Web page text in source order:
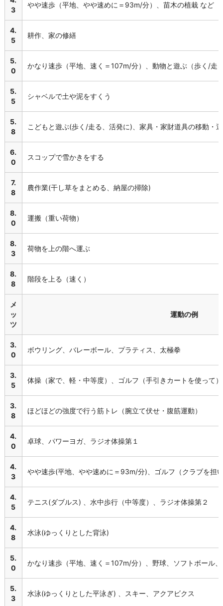
3
やや速歩（平地、やや速めに＝93m/分）、苗木の植栽 など
4.
5
耕作、家の修繕
5.
0
かなり速歩（平地、速く＝107m/分）、動物と遊ぶ（歩く/走
5.
5
シャベルで土や泥をすくう
5.
8
こどもと遊ぶ(歩く/走る、活発に)、家具・家財道具の移動・
6.
0
スコップで雪かきをする
7.
8
農作業(干し草をまとめる、納屋の掃除)
8.
0
運搬（重い荷物）
8.
3
荷物を上の階へ運ぶ
8.
8
階段を上る（速く）
メ
ッ
ツ
運動の例
3.
0
ボウリング、バレーボール、プラティス、太極拳
3.
5
体操（家で、軽・中等度）、ゴルフ（手引きカートを使って）
3.
8
ほどほどの強度で行う筋トレ（腕立て伏せ・腹筋運動）
4.
0
卓球、パワーヨガ、ラジオ体操第１
4.
3
やや速歩(平地、やや速めに＝93m/分)、ゴルフ（クラブを担
4.
5
テニス(ダブルス) 、水中歩行（中等度）、ラジオ体操第２
4.
8
水泳(ゆっくりとした背泳)
5.
0
かなり速歩（平地、速く＝107m/分）、野球、ソフトボール
5.
3
水泳(ゆっくりとした平泳ぎ) 、スキー、アクアビクス